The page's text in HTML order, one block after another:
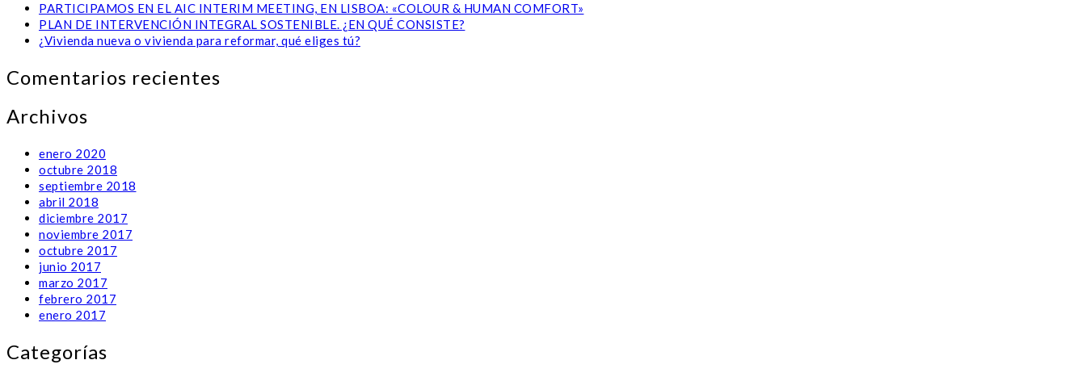
PARTICIPAMOS EN EL AIC INTERIM MEETING, EN LISBOA: «COLOUR & HUMAN COMFORT»
PLAN DE INTERVENCIÓN INTEGRAL SOSTENIBLE. ¿EN QUÉ CONSISTE?
¿Vivienda nueva o vivienda para reformar, qué eliges tú?
Comentarios recientes
Archivos
enero 2020
octubre 2018
septiembre 2018
abril 2018
diciembre 2017
noviembre 2017
octubre 2017
junio 2017
marzo 2017
febrero 2017
enero 2017
Categorías